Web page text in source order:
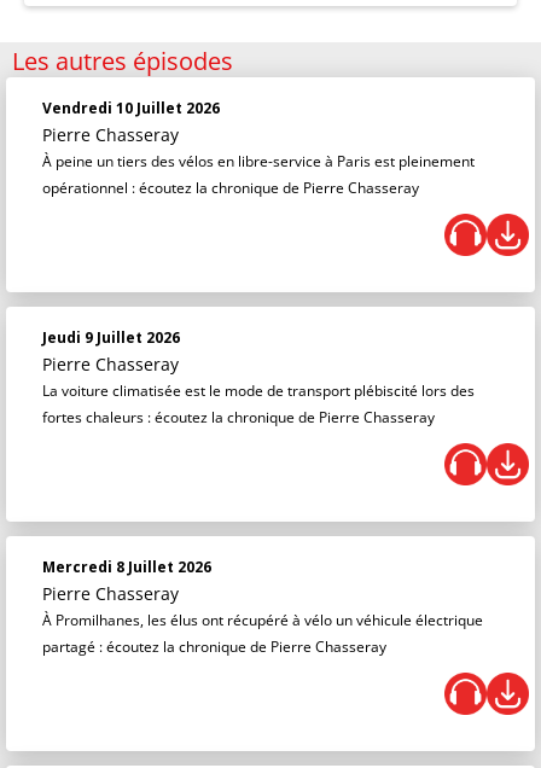
Les autres épisodes
Vendredi 10 Juillet 2026
Pierre Chasseray
À peine un tiers des vélos en libre-service à Paris est pleinement
opérationnel : écoutez la chronique de Pierre Chasseray
Jeudi 9 Juillet 2026
Pierre Chasseray
La voiture climatisée est le mode de transport plébiscité lors des
fortes chaleurs : écoutez la chronique de Pierre Chasseray
Mercredi 8 Juillet 2026
Pierre Chasseray
À Promilhanes, les élus ont récupéré à vélo un véhicule électrique
partagé : écoutez la chronique de Pierre Chasseray